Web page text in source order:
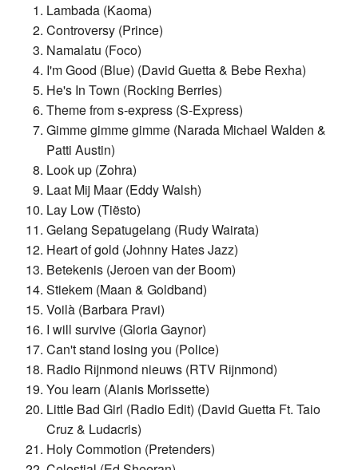
Lambada (Kaoma)
Controversy (Prince)
Namalatu (Foco)
I'm Good (Blue) (David Guetta & Bebe Rexha)
He's In Town (Rocking Berries)
Theme from s-express (S-Express)
Gimme gimme gimme (Narada Michael Walden &
Patti Austin)
Look up (Zohra)
Laat Mij Maar (Eddy Walsh)
Lay Low (Tiësto)
Gelang Sepatugelang (Rudy Wairata)
Heart of gold (Johnny Hates Jazz)
Betekenis (Jeroen van der Boom)
Stiekem (Maan & Goldband)
Voilà (Barbara Pravi)
I will survive (Gloria Gaynor)
Can't stand losing you (Police)
Radio Rijnmond nieuws (RTV Rijnmond)
You learn (Alanis Morissette)
Little Bad Girl (Radio Edit) (David Guetta Ft. Taio
Cruz & Ludacris)
Holy Commotion (Pretenders)